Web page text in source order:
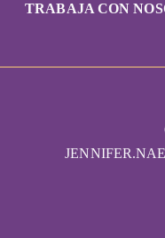
TRABAJA CON